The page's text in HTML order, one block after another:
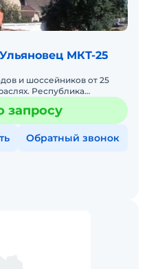
МКТ-25
и шоссейников от 25
Республика
Удмуртия. Нал/
запросу
Обратный звонок